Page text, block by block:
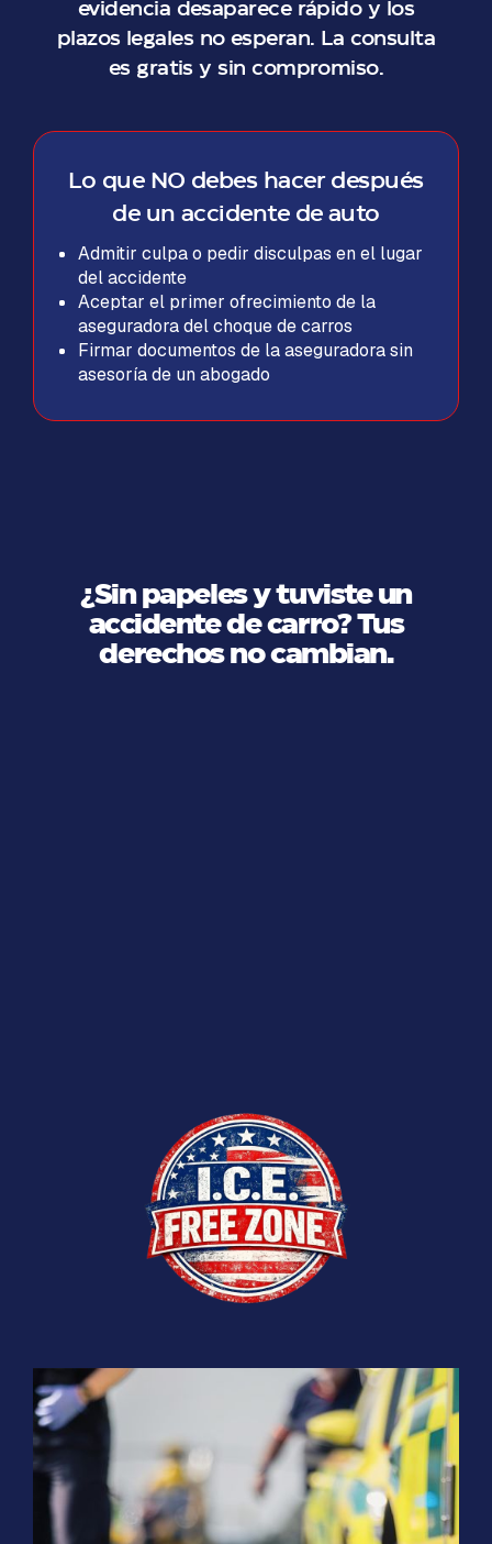
evidencia desaparece rápido y los
plazos legales no esperan. La consulta
es gratis y sin compromiso.
Lo que NO debes hacer después
de un accidente de auto
Admitir culpa o pedir disculpas en el lugar
del accidente
Aceptar el primer ofrecimiento de la
aseguradora del choque de carros
Firmar documentos de la aseguradora sin
asesoría de un abogado
¿Sin papeles y tuviste un
accidente de carro? Tus
derechos no cambian.